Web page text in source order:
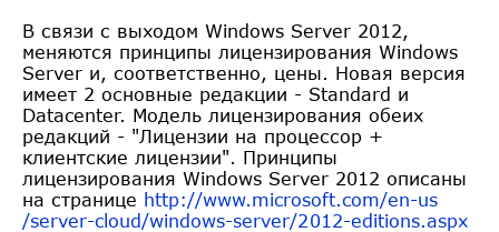
В связи с выходом Windows Server 2012,
меняются принципы лицензирования Windows
Server и, соответственно, цены. Новая версия
имеет 2 основные редакции - Standard и
Datacenter. Модель лицензирования обеих
редакций - "Лицензии на процессор +
клиентские лицензии". Принципы
лицензирования Windows Server 2012 описаны
на странице http://www.microsoft.com/en-us
/server-cloud/windows-server/2012-editions.aspx